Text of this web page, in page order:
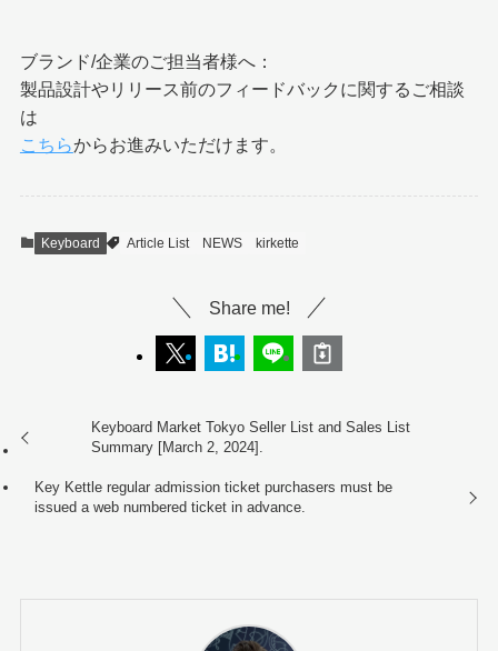
ブランド/企業のご担当者様へ：
製品設計やリリース前のフィードバックに関するご相談
は
こちらからお進みいただけます。
Keyboard Article List NEWS kirkette
Share me!
Keyboard Market Tokyo Seller List and Sales List
Summary [March 2, 2024].
Key Kettle regular admission ticket purchasers must be
issued a web numbered ticket in advance.